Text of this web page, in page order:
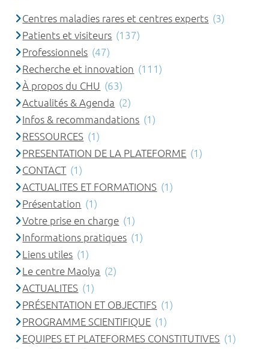
Centres maladies rares et centres experts (3)
Patients et visiteurs (137)
Professionnels (47)
Recherche et innovation (111)
À propos du CHU (63)
Actualités & Agenda (2)
Infos & recommandations (1)
RESSOURCES (1)
PRESENTATION DE LA PLATEFORME (1)
CONTACT (1)
ACTUALITES ET FORMATIONS (1)
Présentation (1)
Votre prise en charge (1)
Informations pratiques (1)
Liens utiles (1)
Le centre Maolya (2)
ACTUALITES (1)
PRÉSENTATION ET OBJECTIFS (1)
PROGRAMME SCIENTIFIQUE (1)
EQUIPES ET PLATEFORMES CONSTITUTIVES (1)